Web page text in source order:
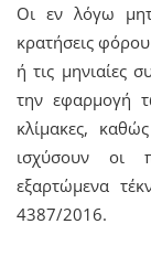
Οι εν λόγω
κρατήσεις
ή τις μηνιαίες
την εφαρμογή
κλίμακες,
ισχύσουν οι
εξαρτώμενα
4387/2016.